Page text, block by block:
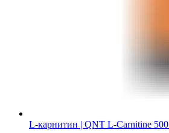
L-карнитин | QNT L-Carnitine 500